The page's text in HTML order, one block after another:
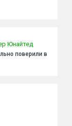
Юнайтед
поверили в